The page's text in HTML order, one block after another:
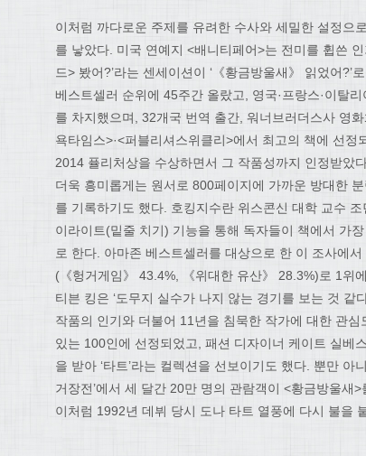
이처럼 까다로운 주제를 유려한 수사와 세밀한 설정으
를 낳았다. 미국 연예지 <배니티페어>는 전미를 휩쓴
드> 봤어?’라는 센세이션이 ‘《황금방울새》 읽었어
베스트셀러 순위에 45주간 올랐고, 영국·프랑스·이탈
를 차지했으며, 32개국 번역 출간, 워너브러더스사 영
욕타임스>·<퍼블리셔스위클리>에서 최고의 책에 선
2014 퓰리처상을 수상하면서 그 작품성까지 인정받았
더욱 흥미롭게는 원서로 800페이지에 가까운 방대한
를 기록하기도 했다. 호킹지수란 위스콘신 대학 교수
이라이트(밑줄 치기) 기능을 통해 독자들이 책에서 가
로 한다. 아마존 베스트셀러를 대상으로 한 이 조사에
(《헝거게임》 43.4%, 《위대한 유산》 28.3%)로 1위
티븐 킹은 ‘도무지 실수가 나지 않는 경기를 보는 것 같
작품의 인기와 더불어 11년을 침묵한 작가에 대한 관
있는 100인에 선정되었고, 패션 디자이너 케이트 실베
을 받아 ‘타트’라는 컬렉션을 선보이기도 했다. 뿐만 아
거장전’에서 세 달간 20만 명의 관람객이 <황금방울새
이처럼 1992년 데뷔 당시 도나 타트 열풍에 다시 불을